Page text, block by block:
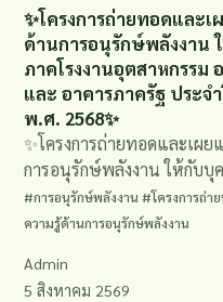
✨โครงการถ่ายทอดและ
ด้านการอนุรักษ์พลังงาน
ภาคโรงงานอุตสาหกรรม
และ อาคารภาครัฐ ประ
พ.ศ. 2568✨
✨โครงการถ่ายทอดและเผ
การอนุรักษ์พลังงาน ให้กับบุ
โรงงานอุตสาหกรรม อาคาร
อาคารภาครัฐ ประจำปีงบปร
#การอนุรักษ์พลังงาน #โครงการถ่า
ความรู้ด้านการอนุรักษ์พลังงาน
Admin
5 สิงหาคม 2569